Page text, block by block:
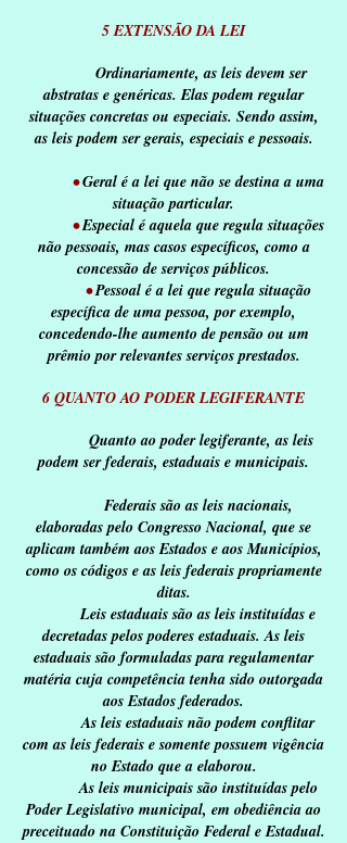
5 EXTENSÃO DA LEI
Ordinariamente, as leis devem ser
abstratas e genéricas. Elas podem regular
situações concretas ou especiais. Sendo assim,
as leis podem ser gerais, especiais e pessoais.
•Geral é a lei que não se destina a uma
situação particular.
•Especial é aquela que regula situações
não pessoais, mas casos específicos, como a
concessão de serviços públicos.
•Pessoal é a lei que regula situação
específica de uma pessoa, por exemplo,
concedendo-lhe aumento de pensão ou um
prêmio por relevantes serviços prestados.
6 QUANTO AO PODER LEGIFERANTE
Quanto ao poder legiferante, as leis
podem ser federais, estaduais e municipais.
Federais são as leis nacionais,
elaboradas pelo Congresso Nacional, que se
aplicam também aos Estados e aos Municípios,
como os códigos e as leis federais propriamente
ditas.
Leis estaduais são as leis instituídas e
decretadas pelos poderes estaduais. As leis
estaduais são formuladas para regulamentar
matéria cuja competência tenha sido outorgada
aos Estados federados.
As leis estaduais não podem conflitar
com as leis federais e somente possuem vigência
no Estado que a elaborou.
As leis municipais são instituídas pelo
Poder Legislativo municipal, em obediência ao
preceituado na Constituição Federal e Estadual.